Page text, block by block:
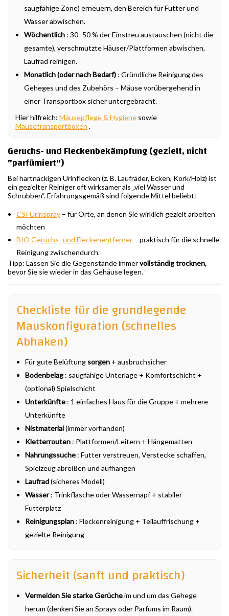
saugfähige Zone) erneuern, den Bereich für Futter und
Wasser abwischen.
Wöchentlich : 30–50 % der Einstreu austauschen (nicht die
gesamte), verschmutzte Häuser/Plattformen abwischen,
Laufrad reinigen.
Monatlich (oder nach Bedarf) : Gründliche Reinigung des
Geheges und des Zubehörs – Mäuse vorübergehend in
einer Transportbox sicher untergebracht.
Hier hilfreich: Mäusepflege & Hygiene sowie
Mäusetransportboxen .
Geruchs- und Fleckenbekämpfung (gezielt, nicht
"parfümiert")
Bei hartnäckigen Urinflecken (z. B. Laufräder, Ecken, Kork/Holz) ist
ein gezielter Reiniger oft wirksamer als „viel Wasser und
Schrubben“. Erfahrungsgemäß sind folgende Mittel beliebt:
CSI Urinspray – für Orte, an denen Sie wirklich gezielt arbeiten
möchten
BIO Geruchs- und Fleckenentferner – praktisch für die schnelle
Reinigung zwischendurch.
Tipp: Lassen Sie die Gegenstände immervollständig trocknen,
bevor Sie sie wieder in das Gehäuse legen.
Checkliste für die grundlegende
Mauskonfiguration (schnelles
Abhaken)
Für gute Belüftung sorgen + ausbruchsicher
Bodenbelag : saugfähige Unterlage + Komfortschicht +
(optional) Spielschicht
Unterkünfte : 1 einfaches Haus für die Gruppe + mehrere
Unterkünfte
Nistmaterial(immer vorhanden)
Kletterrouten : Plattformen/Leitern + Hängematten
Nahrungssuche : Futter verstreuen, Verstecke schaffen,
Spielzeug abreißen und aufhängen
Laufrad(sicheres Modell)
Wasser: Trinkflasche oder Wassernapf + stabiler
Futterplatz
Reinigungsplan : Fleckenreinigung + Teilauffrischung +
gezielte Reinigung
Sicherheit (sanft und praktisch)
Vermeiden Sie starke Gerücheim und um das Gehege
herum (denken Sie an Sprays oder Parfums im Raum).